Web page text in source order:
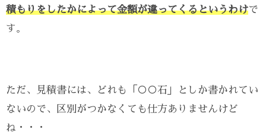
積もりをしたかによって金額が違ってくるというわけで
す。
ただ、見積書には、どれも「○○石」としか書かれてい
ないので、区別がつかなくても仕方ありませんけど
ね・・・